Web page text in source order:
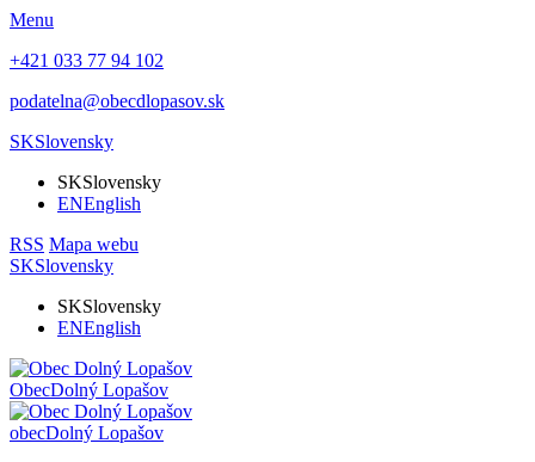
Menu
+421 033 77 94 102
podatelna@obecdlopasov.sk
SKSlovensky
SKSlovensky
ENEnglish
RSS Mapa webu
SKSlovensky
SKSlovensky
ENEnglish
ObecDolný Lopašov
obecDolný Lopašov